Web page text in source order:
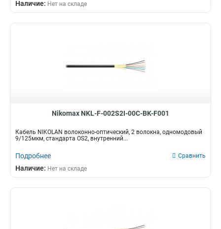
Наличие: Нет на складе
Nikomax NKL-F-002S2I-00C-BK-F001
Кабель NIKOLAN волоконно-оптический, 2 волокна, одномодовый
9/125мкм, стандарта OS2, внутренний...
Подробнее Сравнить
Наличие: Нет на складе